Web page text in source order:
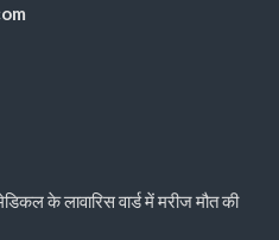
के लावारिस वार्ड में मरीज मौत की